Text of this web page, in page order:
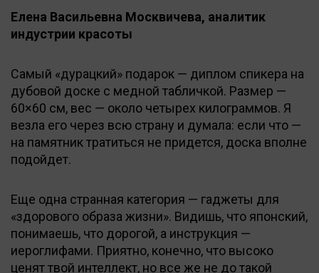
Елена Васильевна Москвичева, аналитик
индустрии красоты
Самый «дурацкий» подарок — диплом спикера на
дубовой доске с медной табличкой. Размер —
60×60 см, вес — около четырех килограммов. Я
везла его через всю страну и думала: если что —
на памятник тратиться не придется, доска вполне
подойдет.
Еще одна странная категория — гаджеты для
«здорового образа жизни». Видишь, что японский,
понимаешь, что дорогой, а инструкция —
иероглифами. Приятно, конечно, что высоко
ценят твой интеллект, но все же не до такой